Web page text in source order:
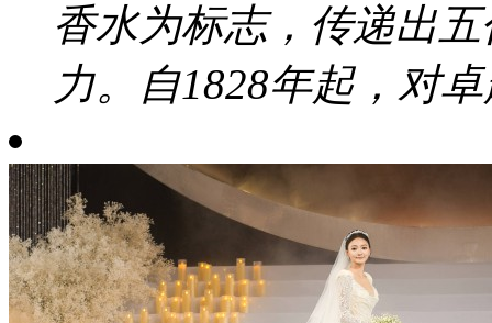
香水为标志，传递出
力。自1828年起，对